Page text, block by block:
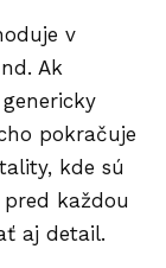
v
Ak
pokračuje
kde sú
každou
aj detail.